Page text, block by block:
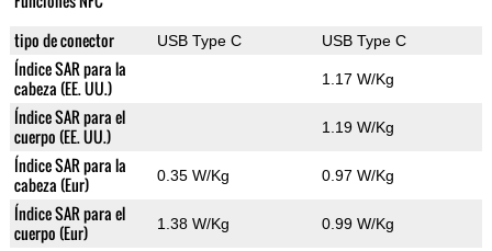
tipo de conector USB Type C USB Type C
Índice SAR para la
cabeza (EE. UU.)
1.17 W/Kg
Índice SAR para el
cuerpo (EE. UU.)
1.19 W/Kg
Índice SAR para la
cabeza (Eur)
0.35 W/Kg 0.97 W/Kg
Índice SAR para el
cuerpo (Eur)
1.38 W/Kg 0.99 W/Kg